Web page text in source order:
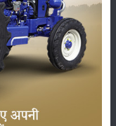
भंडारण
पशुपालन